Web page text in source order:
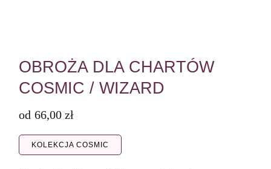
OBROŻA DLA CHARTÓW
COSMIC / WIZARD
od 66,00 zł
KOLEKCJA COSMIC